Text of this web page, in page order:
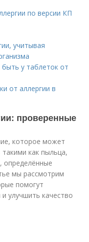
по версии КП
учитывая
у таблеток от
от аллергии в
проверенные
которое может
как пыльца,
определённые
мы рассмотрим
помогут
улучшить качество